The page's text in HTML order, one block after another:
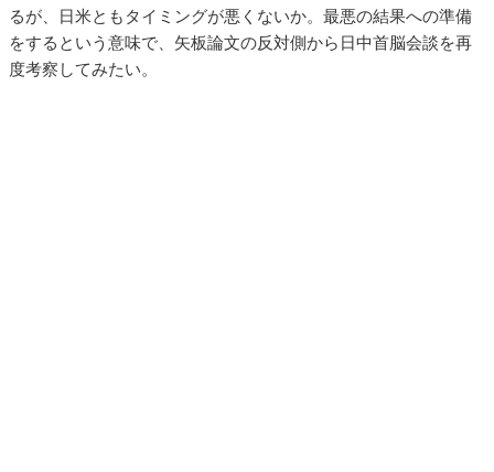
るが、日米ともタイミングが悪くないか。最悪の結果への準備
をするという意味で、矢板論文の反対側から日中首脳会談を再
度考察してみたい。